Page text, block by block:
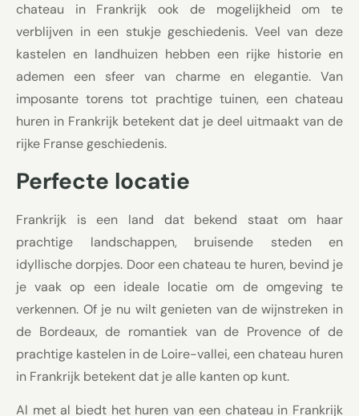
chateau in Frankrijk ook de mogelijkheid om te
verblijven in een stukje geschiedenis. Veel van deze
kastelen en landhuizen hebben een rijke historie en
ademen een sfeer van charme en elegantie. Van
imposante torens tot prachtige tuinen, een chateau
huren in Frankrijk betekent dat je deel uitmaakt van de
rijke Franse geschiedenis.
Perfecte locatie
Frankrijk is een land dat bekend staat om haar
prachtige landschappen, bruisende steden en
idyllische dorpjes. Door een chateau te huren, bevind je
je vaak op een ideale locatie om de omgeving te
verkennen. Of je nu wilt genieten van de wijnstreken in
de Bordeaux, de romantiek van de Provence of de
prachtige kastelen in de Loire-vallei, een chateau huren
in Frankrijk betekent dat je alle kanten op kunt.
Al met al biedt het huren van een chateau in Frankrijk